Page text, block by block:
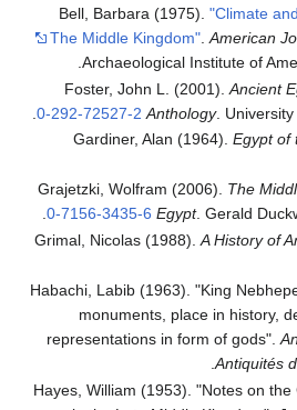
Bell, Barbara (1975). "Climate
The Middle Kingdom".American
Archaeological Institute of
Foster, John L. (2001). Ancient
Anthology. University
0-292-72527-2
Gardiner, Alan (1964). Egypt of
Grajetzki, Wolfram (2006). The
Egypt. Gerald
0-7156-3435-6
.
Grimal, Nicolas (1988). A History of
Habachi, Labib (1963). "King
monuments, place in history,
representations in form of gods".
Antiquités
Hayes, William (1953). "Notes on